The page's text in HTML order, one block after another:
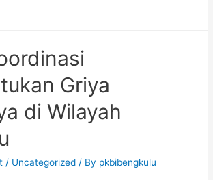
Griya
di Wilayah
/ Uncategorized / By pkbibengkulu